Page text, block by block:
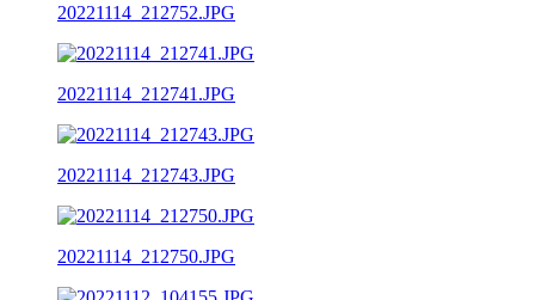
20221114_212752.JPG
20221114_212741.JPG
20221114_212743.JPG
20221114_212750.JPG